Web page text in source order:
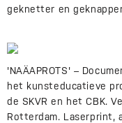
geknetter en
'NAÄAPROTS' –
het kunsteducatieve
de SKVR en het CBK.
Rotterdam. Laserprint,